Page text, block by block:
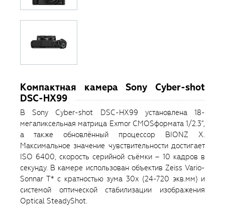
Компактная камера Sony Cyber-shot
DSC-HX99
В Sony Cyber-shot DSC-HX99 установлена 18-
мегапиксельная матрица Exmor CMOSформата 1/2.3”,
а также обновлённый процессор BIONZ X.
Максимальное значение чувствительности достигает
ISO 6400, скорость серийной съёмки – 10 кадров в
секунду. В камере использован объектив Zeiss Vario-
Sonnar T* с кратностью зума 30х (24-720 экв.мм) и
системой оптической стабилизации изображения
Optical SteadyShot.